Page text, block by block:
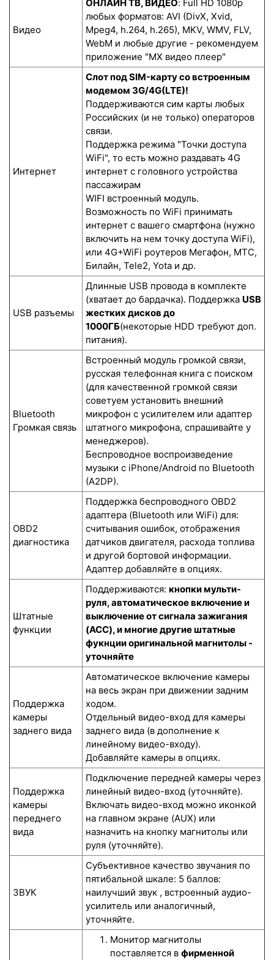
Видео
ОНЛАЙН ТВ, ВИДЕО: Full HD 1080p
любых форматов: AVI (DivX, Xvid,
Mpeg4, h.264, h.265), MKV, WMV, FLV,
WebM и любые другие - рекомендуем
приложение "MX видео плеер"
Интернет
Слот под SIM-карту со встроенным
модемом 3G/4G(LTE)!
Поддерживаются сим карты любых
Российских (и не только) операторов
связи.
Поддержка режима "Точки доступа
WiFi", то есть можно раздавать 4G
интернет с головного устройства
пассажирам
WIFI встроенный модуль.
Возможность по WiFi принимать
интернет с вашего смартфона (нужно
включить на нем точку доступа WiFi),
или 4G+WiFi роутеров Мегафон, МТС,
Билайн, Tele2, Yota и др.
USB разъемы
Длинные USB провода в комплекте
(хватает до бардачка). Поддержка USB
жестких дисков до
1000ГБ(некоторые HDD требуют доп.
питания).
Bluetooth
Громкая связь
Встроенный модуль громкой связи,
русская телефонная книга с поиском
(для качественной громкой связи
советуем установить внешний
микрофон с усилителем или адаптер
штатного микрофона, спрашивайте у
менеджеров).
Беспроводное воспроизведение
музыки с iPhone/Android по Bluetooth
(A2DP).
OBD2
диагностика
Поддержка беспроводного OBD2
адаптера (Bluetooth или WiFi) для:
считывания ошибок, отображения
датчиков двигателя, расхода топлива
и другой бортовой информации.
Адаптер добавляйте в опциях.
Штатные
функции
Поддерживаются: кнопки мульти-
руля, автоматическое включение и
выключение от сигнала зажигания
(ACC), и многие другие штатные
фукнции оригинальной магнитолы -
уточняйте
Поддержка
камеры
заднего вида
Автоматическое включение камеры
на весь экран при движении задним
ходом.
Отдельный видео-вход для камеры
заднего вида (в дополнение к
линейному видео-входу).
Добавляйте камеры в опциях.
Поддержка
камеры
переднего
вида
Подключение передней камеры через
линейный видео-вход (уточняйте).
Включать видео-вход можно иконкой
на главном экране (AUX) или
назначить на кнопку магнитолы или
руля (уточняйте).
ЗВУК
Субъективное качество звучания по
пятибальной шкале: 5 баллов:
наилучший звук , встроенный аудио-
усилитель или аналогичный,
уточняйте.
Монитор магнитолы
поставляется в фирменной